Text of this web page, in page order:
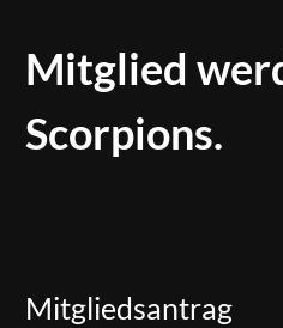
Mitglied
Scorpions.
Mitgliedsantrag